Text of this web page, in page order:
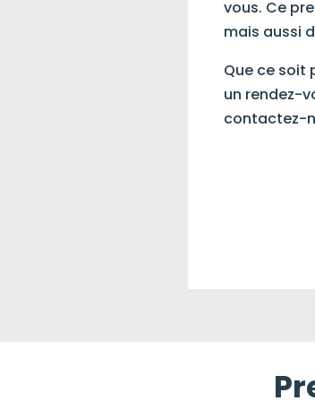
vous. Ce
mais aussi
Que ce soit
un rendez-
contactez-